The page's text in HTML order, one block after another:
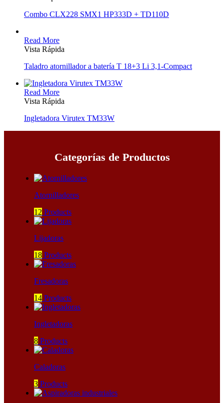
Combo CLX228 SMX1 HP333D + TD110D
Read More
Vista Rápida
Taladro atornillador a batería T 18+3 Li 3,1-Compact
Read More
Vista Rápida
Ingletadora Virutex TM33W
Categorías de Productos
Atornilladores
12 Products
Lijadoras
18 Products
Fresadoras
14 Products
Ingletadoras
8 Products
Caladoras
3 Products